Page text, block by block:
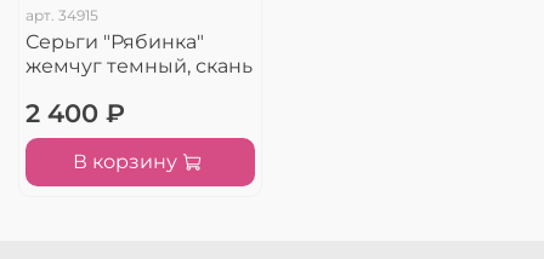
арт. 34915
Серьги "Рябинка"
жемчуг темный, скань
2 400 ₽
В корзину